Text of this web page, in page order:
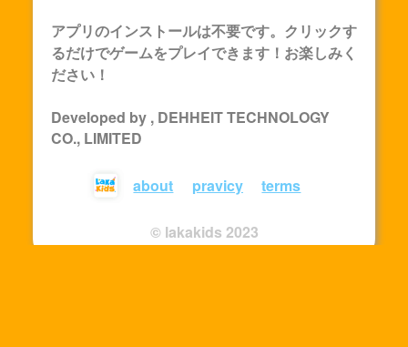
アプリのインストールは不要です。クリックす
るだけでゲームをプレイできます！お楽しみく
ださい！
Developed by , DEHHEIT TECHNOLOGY
CO., LIMITED
about pravicy terms
© lakakids 2023